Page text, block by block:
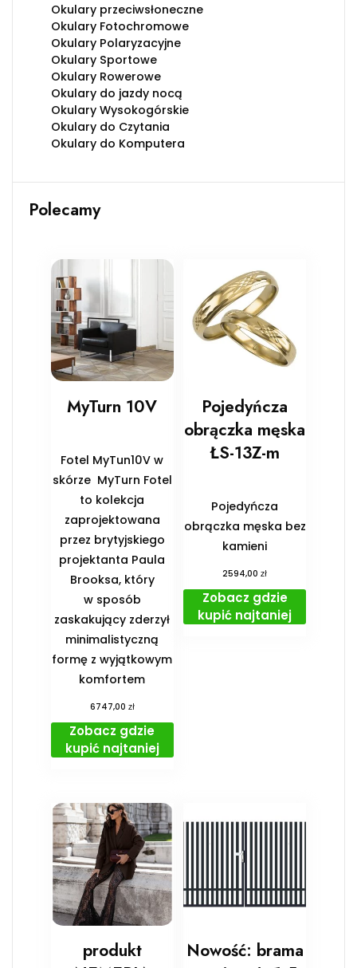
Okulary przeciwsłoneczne
Okulary Fotochromowe
Okulary Polaryzacyjne
Okulary Sportowe
Okulary Rowerowe
Okulary do jazdy nocą
Okulary Wysokogórskie
Okulary do Czytania
Okulary do Komputera
Polecamy
MyTurn 10V
Fotel MyTun10V w
skórze MyTurn Fotel
to kolekcja
zaprojektowana
przez brytyjskiego
projektanta Paula
Brooksa, który
w sposób
zaskakujący zderzył
minimalistyczną
formę z wyjątkowym
komfortem
6747,00 zł
Zobacz gdzie
kupić najtaniej
Pojedyńcza
obrączka męska
ŁS-13Z-m
Pojedyńcza
obrączka męska bez
kamieni
2594,00zł
Zobacz gdzie
kupić najtaniej
produkt
Nowość: brama